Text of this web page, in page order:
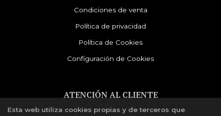
Condiciones de venta
Política de privacidad
Política de Cookies
Configuración de Cookies
ATENCIÓN AL CLIENTE
Quiénes somos
Esta web utiliza cookies propias y de terceros que